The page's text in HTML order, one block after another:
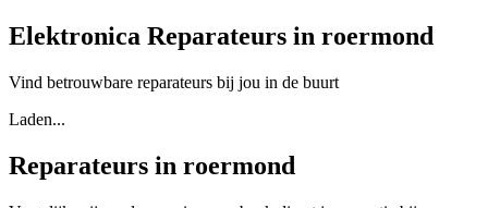
Elektronica Reparateurs in roermond
Vind betrouwbare reparateurs bij jou in de buurt
Laden...
Reparateurs in roermond